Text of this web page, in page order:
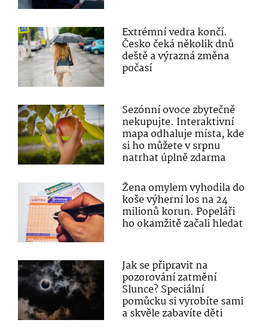
Extrémní vedra končí.
Česko čeká několik dnů
deště a výrazná změna
počasí
Sezónní ovoce zbytečně
nekupujte. Interaktivní
mapa odhaluje místa, kde
si ho můžete v srpnu
natrhat úplně zdarma
Žena omylem vyhodila do
koše výherní los na 24
milionů korun. Popeláři
ho okamžitě začali hledat
Jak se připravit na
pozorování zatmění
Slunce? Speciální
pomůcku si vyrobíte sami
a skvěle zabavíte děti